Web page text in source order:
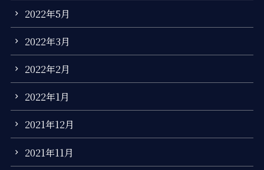
2022年5月
2022年3月
2022年2月
2022年1月
2021年12月
2021年11月